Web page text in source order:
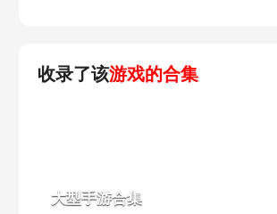
收录了该游戏的合集
大型手游合集